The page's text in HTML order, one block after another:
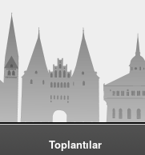
Toplantılar